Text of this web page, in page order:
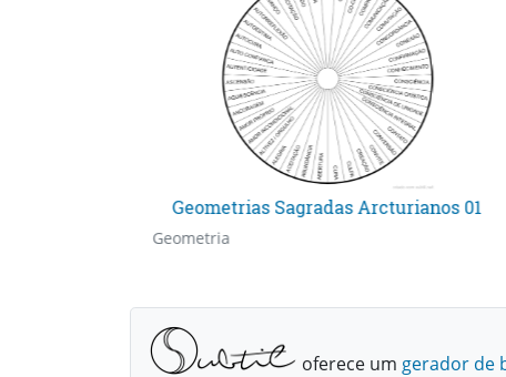
Geometrias Sagradas Arcturianos 01
Geometria
oferece um gerador de